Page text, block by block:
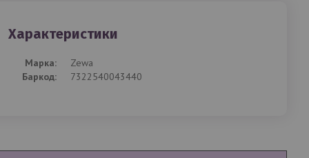
Характеристики
Mарка:
Zewa
Баркод:
7322540043440